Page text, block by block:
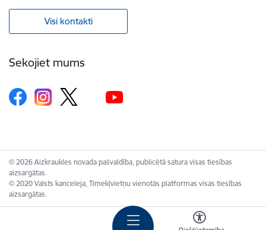
Visi kontakti
Sekojiet mums
© 2026 Aizkraukles novada pašvaldība, publicētā satura visas tiesības
aizsargātas.
© 2020 Valsts kanceleja, Tīmekļvietņu vienotās platformas visas tiesības
aizsargātas.